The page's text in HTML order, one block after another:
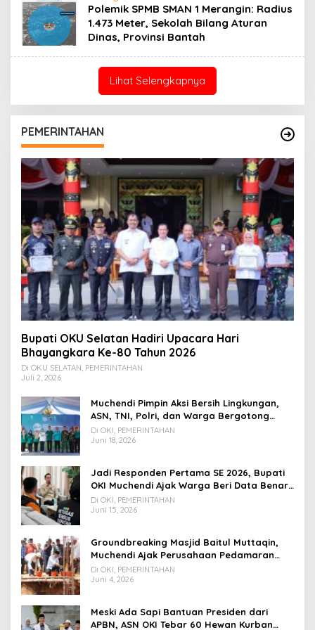
Polemik SPMB SMAN 1 Merangin: Radius
1.473 Meter, Sekolah Bilang Aturan
Dinas, Provinsi Bantah
Lihat Selengkapnya
PEMERINTAHAN
Bupati OKU Selatan Hadiri Upacara Hari
Bhayangkara Ke-80 Tahun 2026
Di OKU SELATAN, PEMERINTAHAN
Juli 2, 2026
Muchendi Pimpin Aksi Bersih Lingkungan,
ASN, TNI, Polri, dan Warga Bergotong
Royong
Di OKI, PEMERINTAHAN
Juni 18, 2026
Jadi Responden Pertama SE 2026, Bupati
OKI Muchendi Ajak Warga Beri Data Benar
ke Petugas BPS
Di OKI, PEMERINTAHAN
Juni 15, 2026
Groundbreaking Masjid Baitul Muttaqin,
Muchendi Ajak Perusahaan Pedamaran
Timur Turut Bantu
Di OKI, PEMERINTAHAN
Juni 4, 2026
Meski Ada Sapi Bantuan Presiden dari
APBN, ASN OKI Tebar 60 Hewan Kurban